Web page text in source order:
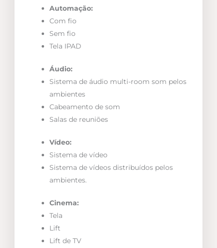
Automação:
Com fio
Sem fio
Tela IPAD
Áudio:
Sistema de áudio multi-room som pelos
ambientes
Cabeamento de som
Salas de reuniões
Vídeo:
Sistema de vídeo
Sistema de vídeos distribuídos pelos
ambientes.
Cinema:
Tela
Lift
Lift de TV